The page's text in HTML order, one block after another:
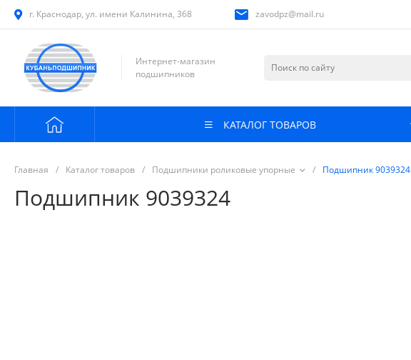
г. Краснодар, ул. имени Калинина, 368 zavodpz@mail.ru
Интернет-магазин
подшипников
КАТАЛОГ ТОВАРОВ
Главная / Каталог товаров / Подшипники роликовые упорные / Подшипник 9039324
Подшипник 9039324